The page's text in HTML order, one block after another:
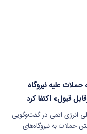
علیه نیروگاه
قبول» اکتفا کرد
انرژی اتمی در گفت‌وگویی
حملات به نیروگاه‌های